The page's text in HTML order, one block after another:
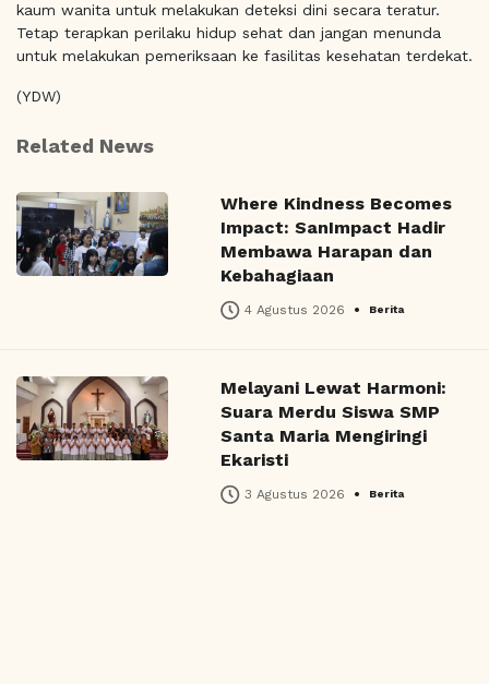
kaum wanita untuk melakukan deteksi dini secara teratur.
Tetap terapkan perilaku hidup sehat dan jangan menunda
untuk melakukan pemeriksaan ke fasilitas kesehatan terdekat.
(YDW)
Related News
Where Kindness Becomes
Impact: SanImpact Hadir
Membawa Harapan dan
Kebahagiaan
4 Agustus 2026 • Berita
Melayani Lewat Harmoni:
Suara Merdu Siswa SMP
Santa Maria Mengiringi
Ekaristi
3 Agustus 2026 • Berita